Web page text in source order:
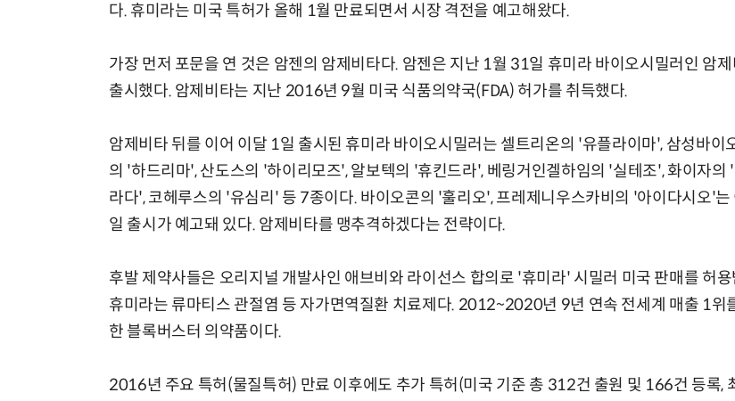
다. 휴미라는 미국 특허가 올해 1월 만료되면서 시장 격전을 예고해왔다.
가장 먼저 포문을 연 것은 암젠의 암제비타다. 암젠은 지난 1월 31일 휴미라 바이오시밀러인 암
출시했다. 암제비타는 지난 2016년 9월 미국 식품의약국(FDA) 허가를 취득했다.
암제비타 뒤를 이어 이달 1일 출시된 휴미라 바이오시밀러는 셀트리온의 '유플라이마', 삼성바이
의 '하드리마', 산도스의 '하이리모즈', 알보텍의 '휴킨드라', 베링거인겔하임의 '실테조', 화이자의
라다', 코헤루스의 '유심리' 등 7종이다. 바이오콘의 '훌리오', 프레제니우스카비의 '아이다시오'
일 출시가 예고돼 있다. 암제비타를 맹추격하겠다는 전략이다.
후발 제약사들은 오리지널 개발사인 애브비와 라이선스 합의로 '휴미라' 시밀러 미국 판매를 허용
휴미라는 류마티스 관절염 등 자가면역질환 치료제다. 2012~2020년 9년 연속 전세계 매출 1위
한 블록버스터 의약품이다.
2016년 주요 특허(물질특허) 만료 이후에도 추가 특허(미국 기준 총 312건 출원 및 166건 등록,